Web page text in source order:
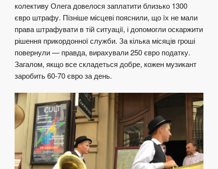
колективу Олега довелося заплатити близько 1300
євро штрафу. Пізніше місцеві пояснили, що їх не мали
права штрафувати в тій ситуації, і допомогли оскаржити
рішення прикордонної служби. За кілька місяців гроші
повернули — правда, вирахували 250 євро податку.
Загалом, якщо все складеться добре, кожен музикант
заробить 60-70 євро за день.